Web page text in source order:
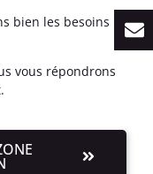
bien les besoins
vous répondrons